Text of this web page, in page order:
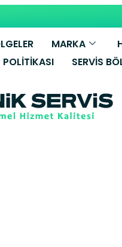
MARKA
POLITIKASI SERVIS